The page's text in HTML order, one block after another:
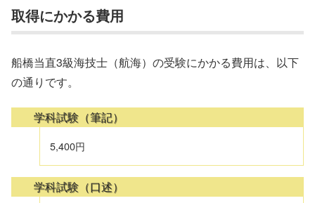
取得にかかる費用
船橋当直3級海技士（航海）の受験にかかる費用は、以下
の通りです。
学科試験（筆記）
5,400円
学科試験（口述）